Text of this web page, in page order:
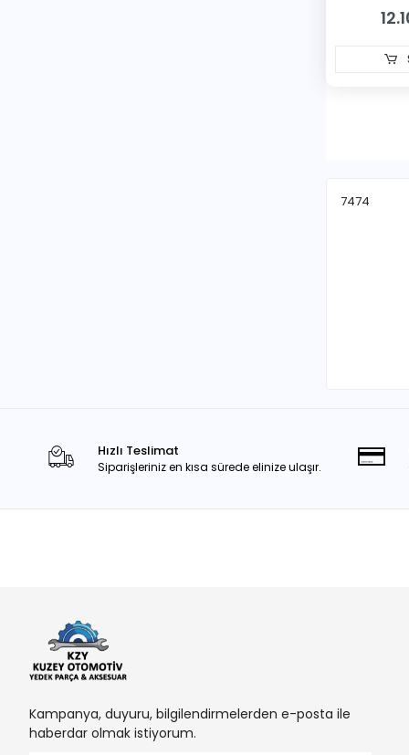
7474
Hızlı Teslimat
Siparişleriniz en kısa sürede elinize ulaşır.
Kampanya, duyuru, bilgilendirmelerden e-posta ile
haberdar olmak istiyorum.